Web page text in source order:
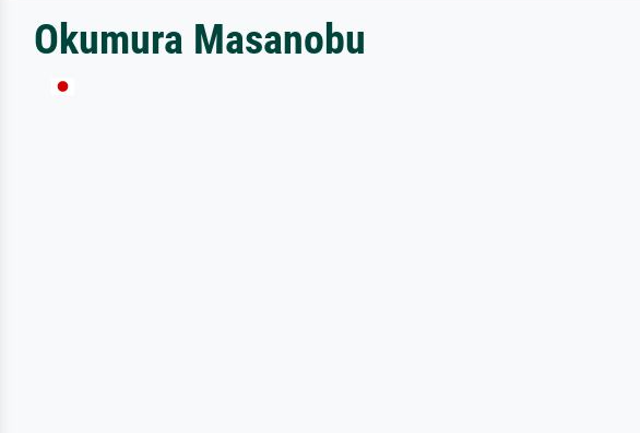
Okumura Masanobu